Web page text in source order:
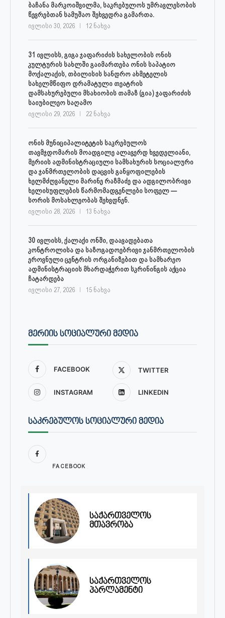
ბაჩანა მარკოიშვილმა, საკრებულოს უმრავლესობის
წევრებთან სამუშაო შეხვედრა გამართა.
ივლისი 30, 2026 12 ნახვა
31 ივლისს, გიგა ჯაფარიძის სახელობის ონის
კულტურის სახლში გაიმართება ონის საპატიო
მოქალაქის, თბილისის სანდრო ახმეტელის
სახელმწიფო დრამატული თეატრის
დამსახურებული მსახიობის თამაზ (გია) ჯაფარიძის
საიუბილეო საღამო
ივლისი 29, 2026 22 ნახვა
ონის მუნიციპალიტეტის საკრებულოს
თავმჯდომარის მოადგილე ალავერდ ხვედელიანი,
მერიის ადმინისტრაციული სამსახურის სოციალური
და ჯანმრთელობის დაცვის განყოფილების
ხელმძღვანელი მარინე რაზმაძე და ადგილობრივი
ხელისუფლების წარმომადგენლები სოფელ —
სორის მოსახლეობას შეხვდნენ.
ივლისი 28, 2026 13 ნახვა
30 ივლისს, ქალაქი ონში, დაავადებათა
კონტროლისა და საზოგადოებრივი ჯანმრთელობის
ეროვნული ცენტრის ორგანიზებით და სამხარეო
ადმინისტრაციის მხარდაჭერით სკრინინგის აქცია
ჩატარდება
ივლისი 27, 2026 15 ნახვა
ᲛᲔᲠᲘᲘᲡ ᲡᲝᲪᲘᲐᲚᲣᲠᲘ ᲛᲔᲓᲘᲐ
FACEBOOK TWITTER
INSTAGRAM LINKEDIN
ᲡᲐᲙᲠᲔᲑᲣᲚᲝᲡ ᲡᲝᲪᲘᲐᲚᲣᲠᲘ ᲛᲔᲓᲘᲐ
FACEBOOK
საქართველოს
მთავრობა
საქართველოს
პარლამენტი